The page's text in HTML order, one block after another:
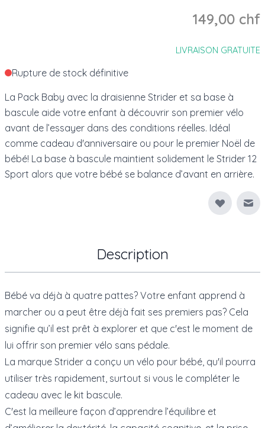
149,00 chf
LIVRAISON GRATUITE
Rupture de stock définitive
La Pack Baby avec la draisienne Strider et sa base à
bascule aide votre enfant à découvrir son premier vélo
avant de l’essayer dans des conditions réelles. Idéal
comme cadeau d'anniversaire ou pour le premier Noël de
bébé! La base à bascule maintient solidement le Strider 12
Sport alors que votre bébé se balance d’avant en arrière.
Description
Bébé va déjà à quatre pattes? Votre enfant apprend à
marcher ou a peut être déjà fait ses premiers pas? Cela
signifie qu’il est prêt à explorer et que c'est le moment de
lui offrir son premier vélo sans pédale.
La marque Strider a conçu un vélo pour bébé, qu'il pourra
utiliser très rapidement, surtout si vous le compléter le
cadeau avec le kit bascule.
C'est la meilleure façon d’apprendre l’équilibre et